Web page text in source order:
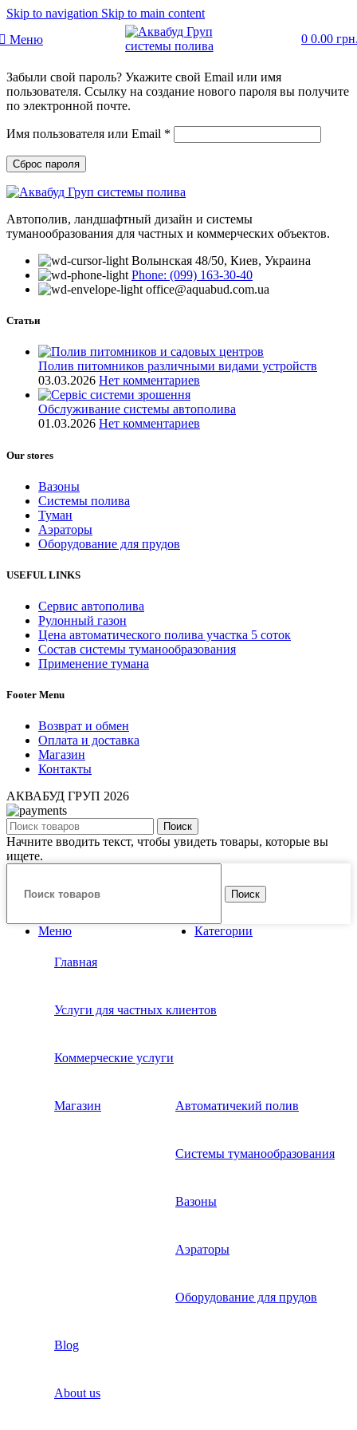
Skip to navigation Skip to main content
Меню
0 0.00
Забыли свой пароль? Укажите свой Email или имя
пользователя. Ссылку на создание нового пароля вы получите
по электронной почте.
Имя пользователя или Email *
Сброс пароля
Автополив, ландшафтный дизайн и системы
туманообразования для частных и коммерческих объектов.
Волынская 48/50, Киев, Украина
Phone: (099) 163-30-40
office@aquabud.com.ua
Статьи
Полив питомников различными видами устройств
03.03.2026 Нет комментариев
Обслуживание системы автополива
01.03.2026 Нет комментариев
Our stores
Вазоны
Системы полива
Туман
Аэраторы
Оборудование для прудов
USEFUL LINKS
Сервис автополива
Рулонный газон
Цена автоматического полива участка 5 соток
Состав системы туманообразования
Применение тумана
Footer Menu
Возврат и обмен
Оплата и доставка
Магазин
Контакты
АКВАБУД ГРУП 2026
Поиск
Начните вводить текст, чтобы увидеть товары, которые вы
ищете.
Поиск
Меню Категории
Главная
Услуги для частных клиентов
Коммерческие услуги
Магазин Автоматичекий полив
Системы туманообразования
Вазоны
Аэраторы
Оборудование для прудов
Blog
About us